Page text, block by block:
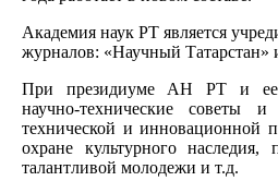
Академия наук РТ является
журналов: «Научный Татарстан»
При президиуме АН РТ и ее
научно-технические советы
технической и инновационной
охране культурного
талантливой молодежи и т.д.